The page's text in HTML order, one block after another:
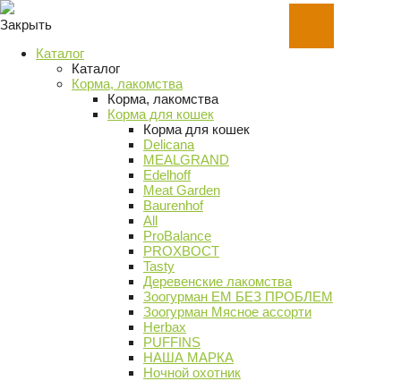
Закрыть
Каталог
Каталог
Корма, лакомства
Корма, лакомства
Корма для кошек
Корма для кошек
Delicana
MEALGRAND
Edelhoff
Meat Garden
Baurenhof
All
ProBalance
PROХВОСТ
Tasty
Деревенские лакомства
Зоогурман ЕМ БЕЗ ПРОБЛЕМ
Зоогурман Мясное ассорти
Herbax
PUFFINS
НАША МАРКА
Ночной охотник